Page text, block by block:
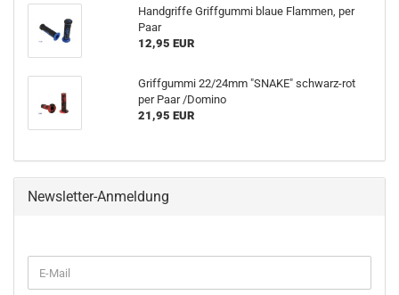
Handgriffe Griffgummi blaue Flammen, per
Paar
12,95 EUR
Griffgummi 22/24mm "SNAKE" schwarz-rot
per Paar /Domino
21,95 EUR
Newsletter-Anmeldung
E-
Mail